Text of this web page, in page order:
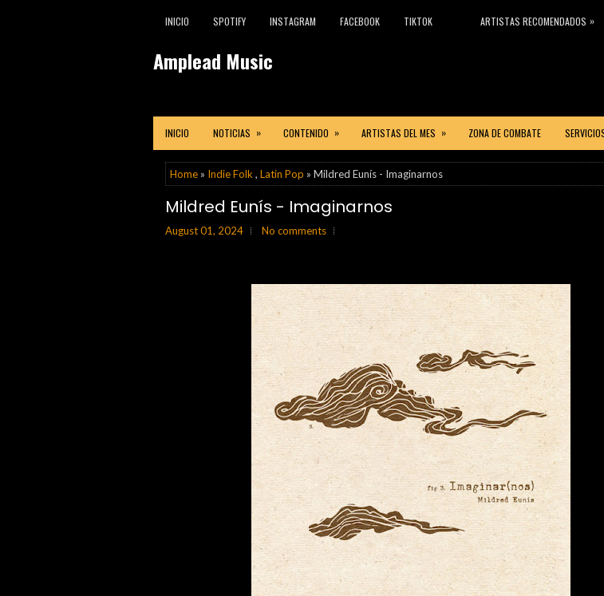
INICIO SPOTIFY INSTAGRAM FACEBOOK TIKTOK ARTISTAS RECOMENDADOS »
Amplead Music
INICIO NOTICIAS » CONTENIDO » ARTISTAS DEL MES » ZONA DE COMBATE
Home » Indie Folk , Latin Pop » Mildred Eunís - Imaginarnos
Mildred Eunís - Imaginarnos
August 01, 2024 No comments